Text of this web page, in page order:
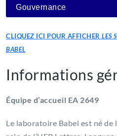
Gouvernance
CLIQUEZ ICI POUR AFFICHER LES
BABEL
Informations
Équipe d’accueil EA 2649
Le laboratoire Babel est né